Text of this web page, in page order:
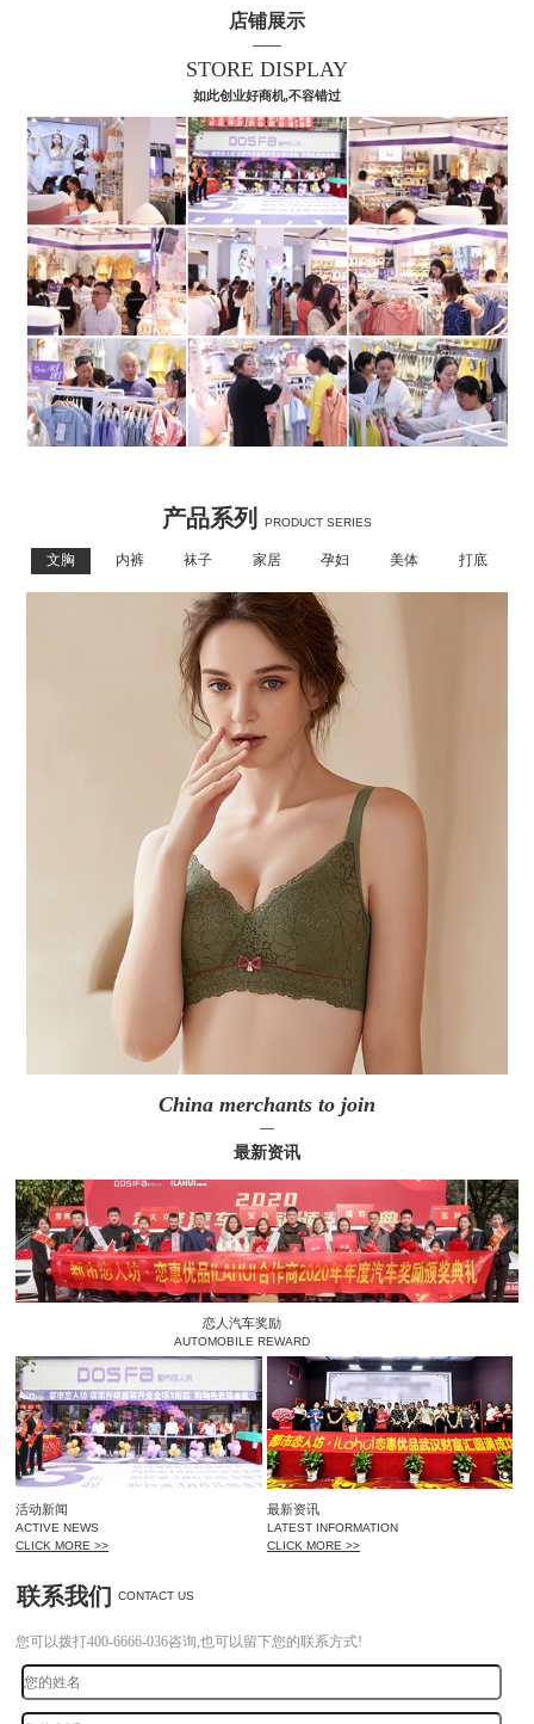
店铺展示
——
STORE DISPLAY
如此创业好商机,不容错过
产品系列 PRODUCT SERIES
文胸 内裤 袜子 家居 孕妇 美体 打底
China merchants to join
—
最新资讯
恋人汽车奖励
AUTOMOBILE REWARD
活动新闻
ACTIVE NEWS
CLICK MORE >>
最新资讯
LATEST INFORMATION
CLICK MORE >>
联系我们 CONTACT US
您可以拨打400-6666-036咨询,也可以留下您的联系方式!